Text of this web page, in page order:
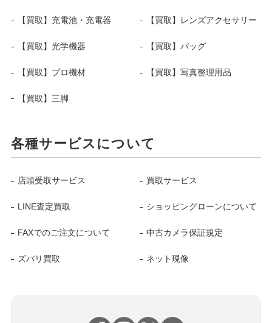
【買取】充電池・充電器 【買取】レンズアクセサリー
【買取】光学機器 【買取】バッグ
【買取】プロ機材 【買取】写真整理用品
【買取】三脚
各種サービスについて
店頭受取サービス 買取サービス
LINE査定買取 ショッピングローンについて
FAXでのご注文について 中古カメラ保証規定
ズバリ買取 ネット現像